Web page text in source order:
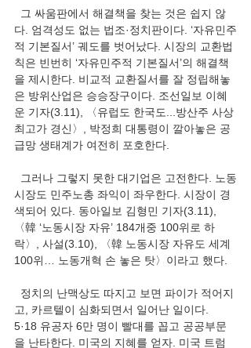
그 싸움판에서 해결책을 찾는 것은 쉽지 않
다. 엄격성도 없는 법조·정치판이다. ‘자유민주
적 기본질서’ 궤도를 벗어났다. 시장의 교환법
칙은 빈번히 ‘자유민주적 기본질서’의 해결책
을 제시한다. 비교적 교환질서를 잘 정립해놓
은 방위산업은 승승장구이다. 조선일보 이혜
운 기자(3.11), 〈유럽도 한국도...방산주 사상
최고가 경신〉, 박정희 대통령이 깔아놓은 공
급망 생태계가 여전히 포호한다.
그러나 그렇지 못한 대기업은 고전한다. 노동
시장도 민주노총 좌익이 좌우한다. 시장이 경
색되어 있다. 동아일보 김형민 기자(3.11),
〈韓 ‘노동시장 자유’ 184개중 100위로 하
락〉, 사설(3.10), 〈韓 노동시장 자유도 세계
100위… 노동개혁 손 놓은 탓〉이라고 했다.
정치의 난맥상도 따지고 보면 파이가 적어지
고, 카르텔이 심화되면서 일어난 일이다.
5·18 유공자 6만 명이 빨대를 꼽고 공공부문
을 난타한다. 미국의 지혜를 얻자. 미국 트럼